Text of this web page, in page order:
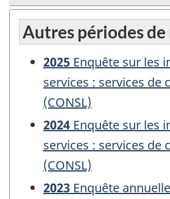
Autres périodes
2025 Enquête sur les
services : services de
(CONSL)
2024 Enquête sur les
services : services de
(CONSL)
2023 Enquête